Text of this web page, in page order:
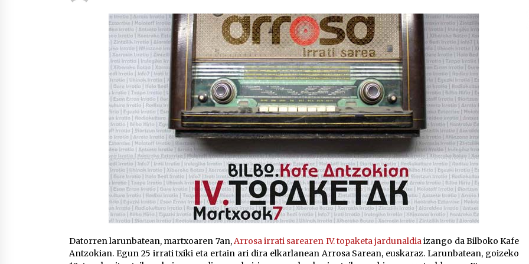
2026/07/16
POTTO: San Pedro jaietako bertso-
saioa
2026/07/09
Larunbatean Plentziako Itsas
Martxa ospatuko da
2026/07/07
Auritz Iñurrietaren margoak
ikusgai Uribitarte40 aretoan
2026/07/03
SOINUGELA: Paul McCartney eta
Ringo Starr-en lan berriak
2026/07/03
Datorren larunbatean, martxoaren 7an,Arrosa irrati sarearen IV. topaketa jardunaldiaizango da Bilboko Kafe
Antzokian. Egun 25 irrati txiki eta ertain ari dira elkarlanean Arrosa Sarean, euskaraz. Larunbatean, goizeko